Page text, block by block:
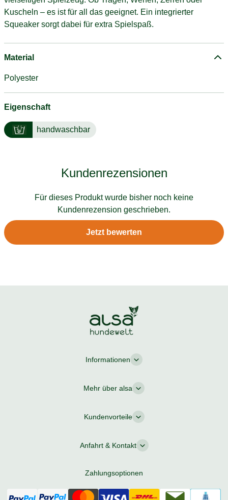
Kuscheln – es ist für all das geeignet. Ein integrierter
Squeaker sorgt dabei für extra Spielspaß.
Material
Polyester
Eigenschaft
handwaschbar
Kundenrezensionen
Für dieses Produkt wurde bisher noch keine
Kundenrezension geschrieben.
Jetzt bewerten
Informationen
Mehr über alsa
Kundenvorteile
Anfahrt & Kontakt
Zahlungsoptionen